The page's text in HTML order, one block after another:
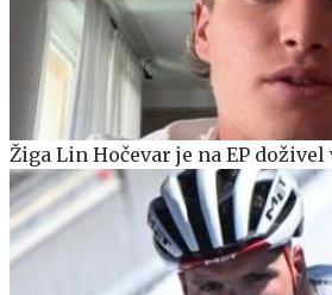
Žiga Lin Hočevar je na EP